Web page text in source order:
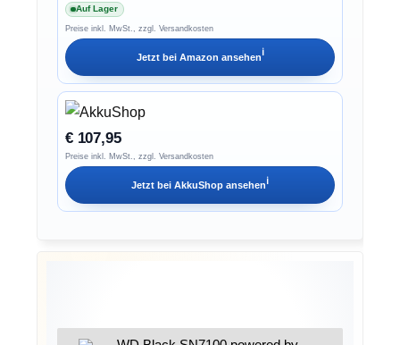
Auf Lager
Preise inkl. MwSt., zzgl. Versandkosten
Jetzt bei Amazon ansehenℹ︎
€ 107,95
Preise inkl. MwSt., zzgl. Versandkosten
Jetzt bei AkkuShop ansehenℹ︎